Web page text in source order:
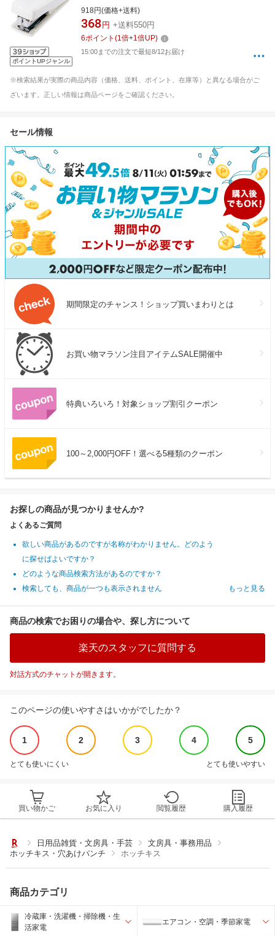
ポイントUPジャンル
918円(価格+送料)
368 円 +送料550円
6ポイント (1倍+1倍UP)
15:00までの注文で最短8/12お届け
※検索結果が実際の商品内容（価格、送料、ポイント、在庫等）と異なる場合がご
ざいます。正しい情報は商品ページをご確認ください。
セール情報
期間限定のチャンス！ショップ買いまわりとは
お買い物マラソン注目アイテムSALE開催中
特典いろいろ！対象ショップ割引クーポン
100～2,000円OFF！選べる5種類のクーポン
お探しの商品が見つかりませんか?
よくあるご質問
欲しい商品があるのですが名称がわかりません。どのよう
に探せばよいですか？
どのような商品検索方法があるのですか？
検索しても、商品が一つも表示されません
もっと見る
商品の検索でお困りの場合や、探し方について
楽天のスタッフに質問する
対話方式のチャットが開きます。
このページの使いやすさはいかがでしたか？
1 2 3 4 5
とても使いにくい とても使いやすい
買い物かご お気に入り 閲覧履歴 購入履歴
日用品雑貨・文房具・手芸
文房具・事務用品
ホッチキス・穴あけパンチ
ホッチキス
商品カテゴリ
冷蔵庫・洗濯機・掃除機・生
活家電
エアコン・空調・季節家電